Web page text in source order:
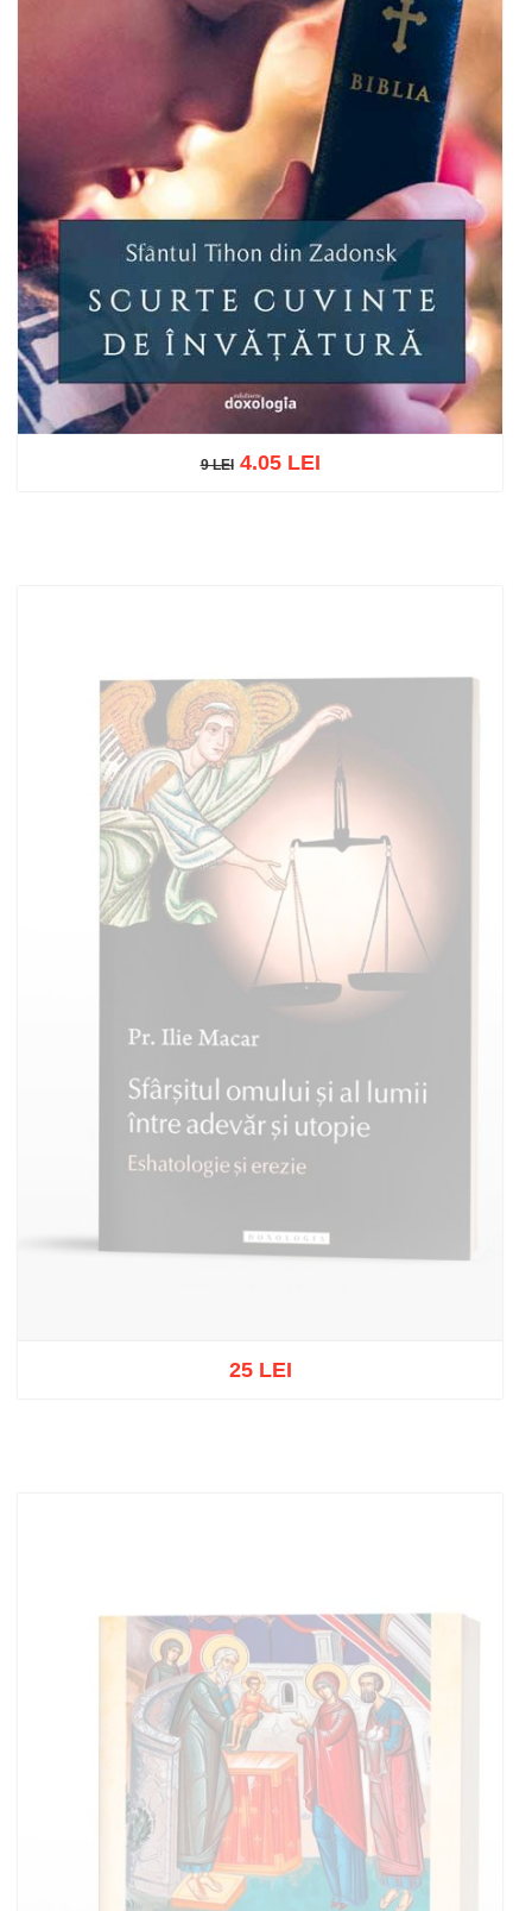
9 LEI
9 LEI4.05 LEI
25 LEI